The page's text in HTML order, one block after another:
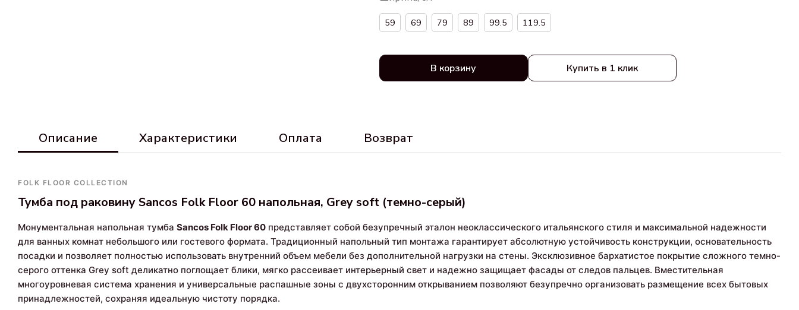
59 69 79 89 99.5 119.5
В корзину Купить в 1 клик
Описание Характеристики Оплата Возврат
FOLK FLOOR COLLECTION
Тумба под раковину Sancos Folk Floor 60 напольная, Grey soft (темно-серый)
Монументальная напольная тумба Sancos Folk Floor 60 представляет собой безупречный эталон неоклассического итальянского стиля и максимальной надежности
для ванных комнат небольшого или гостевого формата. Традиционный напольный тип монтажа гарантирует абсолютную устойчивость конструкции, основательность
посадки и позволяет полностью использовать внутренний объем мебели без дополнительной нагрузки на стены. Эксклюзивное бархатистое покрытие сложного темно-
серого оттенка Grey soft деликатно поглощает блики, мягко рассеивает интерьерный свет и надежно защищает фасады от следов пальцев. Вместительная
многоуровневая система хранения и универсальные распашные зоны с двухсторонним открыванием позволяют безупречно организовать размещение всех бытовых
принадлежностей, сохраняя идеальную чистоту порядка.